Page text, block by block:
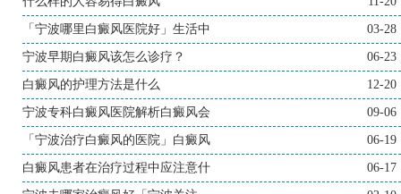
「宁波哪里白癜风医院好」生活中 03-28
宁波早期白癜风该怎么诊疗？ 06-23
白癜风的护理方法是什么 12-20
宁波专科白癜风医院解析白癜风会 09-06
「宁波治疗白癜风的医院」白癜风 06-19
白癜风患者在治疗过程中应注意什 06-17